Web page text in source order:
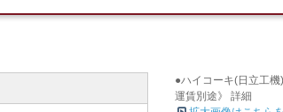
●ハイコーキ(日立工
運賃別途》 詳細